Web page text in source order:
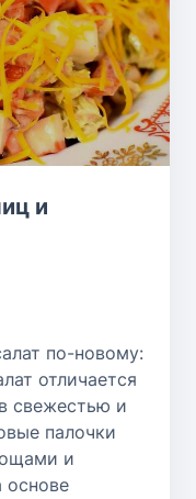
и
по-новому:
отличается
свежестью и
палочки
и
основе